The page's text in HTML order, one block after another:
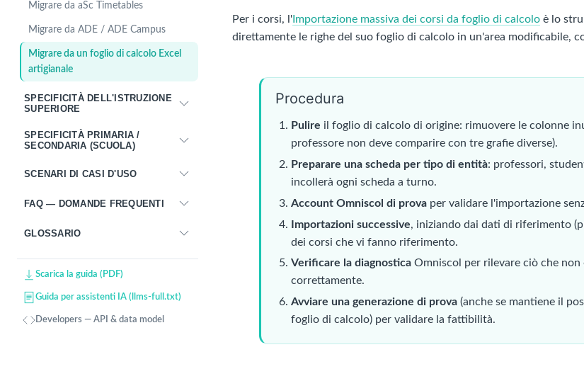
Migrare da aSc Timetables
Migrare da ADE / ADE Campus
Migrare da un foglio di calcolo Excel
artigianale
SPECIFICITÀ DELL'ISTRUZIONE
SUPERIORE
SPECIFICITÀ PRIMARIA /
SECONDARIA (SCUOLA)
SCENARI DI CASI D'USO
FAQ — DOMANDE FREQUENTI
GLOSSARIO
Scarica la guida (PDF)
Guida per assistenti IA (llms-full.txt)
Developers — API & data model
Per i corsi, l' Importazione massiva dei corsi da foglio di calcolo è lo
direttamente le righe del suo foglio di calcolo in un'area modificabile,
Procedura
Pulire il foglio di calcolo di origine: rimuovere le colonne
professore non deve comparire con tre grafie diverse).
Preparare una scheda per tipo di entità: professori,
incollerà ogni scheda a turno.
Account Omniscol di prova per validare l'importazione
Importazioni successive, iniziando dai dati di riferimento
dei corsi che vi fanno riferimento.
Verificare la diagnostica Omniscol per rilevare ciò che
correttamente.
Avviare una generazione di prova (anche se mantiene il
foglio di calcolo) per validare la fattibilità.